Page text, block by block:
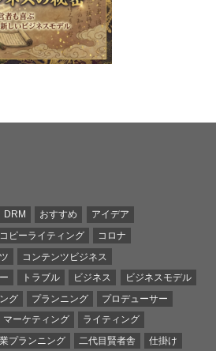
DRM おすすめ
アイデア
コピーライティング
コロナ
コンテンツビジネス
トラブル ビジネス
ビジネスモデル
グ プランニング
プロデューサー
マーケティング
ライティング
プランニング 二代目賢者舎
仕掛け